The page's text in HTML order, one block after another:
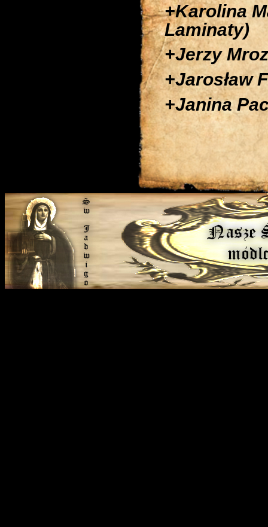
+Karolina
Laminaty)
+Jerzy
+Jarosław
+Janina